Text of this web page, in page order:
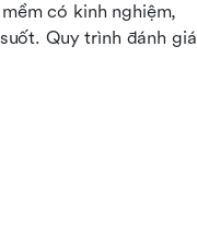
có kinh nghiệm,
Quy trình đánh giá